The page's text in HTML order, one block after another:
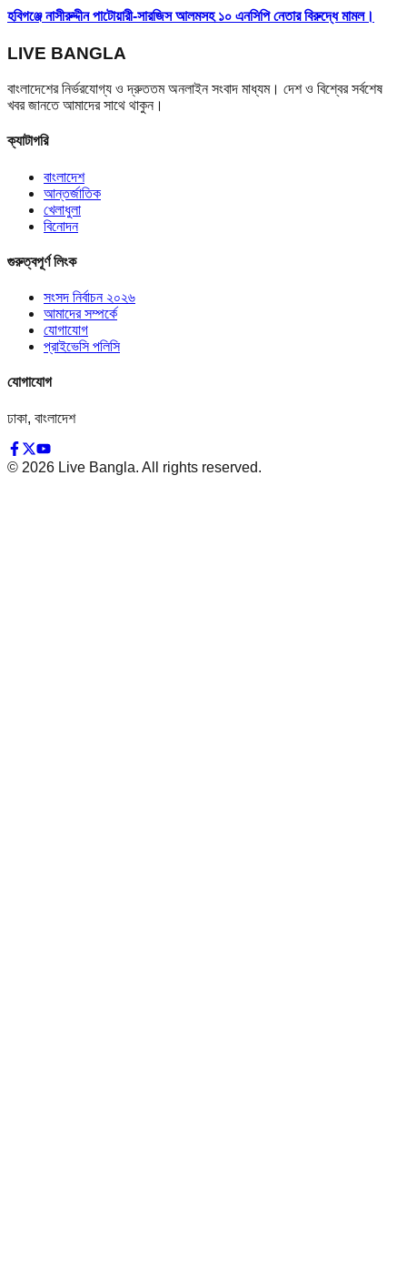
হবিগঞ্জে নাসীরুদ্দীন পাটোয়ারী-সারজিস আলমসহ ১০ এনসিপি নেতার বিরুদ্ধে মামল।
LIVE BANGLA
বাংলাদেশের নির্ভরযোগ্য ও দ্রুততম অনলাইন সংবাদ মাধ্যম। দেশ ও বিশ্বের সর্বশেষ
খবর জানতে আমাদের সাথে থাকুন।
ক্যাটাগরি
বাংলাদেশ
আন্তর্জাতিক
খেলাধুলা
বিনোদন
গুরুত্বপূর্ণ লিংক
সংসদ নির্বাচন ২০২৬
আমাদের সম্পর্কে
যোগাযোগ
প্রাইভেসি পলিসি
যোগাযোগ
ঢাকা, বাংলাদেশ
© 2026 Live Bangla. All rights reserved.